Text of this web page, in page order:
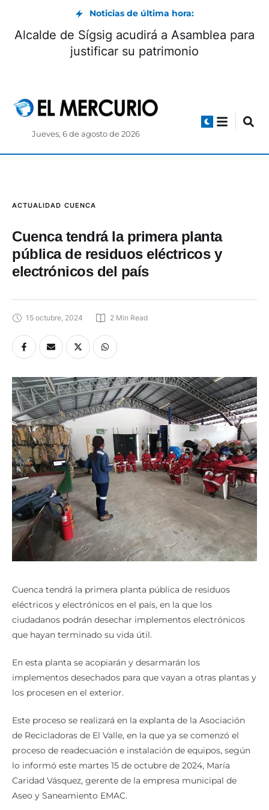
Noticias de última hora:
Alcalde de Sígsig acudirá a Asamblea para
justificar su patrimonio
Jueves, 6 de agosto de 2026
ACTUALIDAD CUENCA
Cuenca tendrá la primera planta
pública de residuos eléctricos y
electrónicos del país
15 octubre, 2024 2 Min Read
Cuenca tendrá la primera planta pública de residuos
eléctricos y electrónicos en el país, en la que los
ciudadanos podrán desechar implementos electrónicos
que hayan terminado su vida útil.
En esta planta se acopiarán y desarmarán los
implementos desechados para que vayan a otras plantas y
los procesen en el exterior.
Este proceso se realizará en la explanta de la Asociación
de Recicladoras de El Valle, en la que ya se comenzó el
proceso de readecuación e instalación de equipos, según
lo informó este martes 15 de octubre de 2024, María
Caridad Vásquez, gerente de la empresa municipal de
Aseo y Saneamiento EMAC.